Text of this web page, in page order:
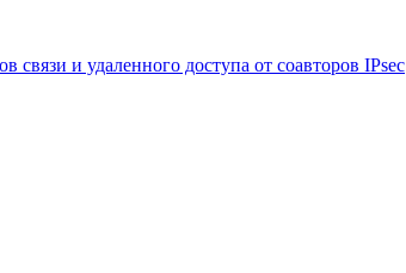
связи и удаленного доступа от соавторов IPsec